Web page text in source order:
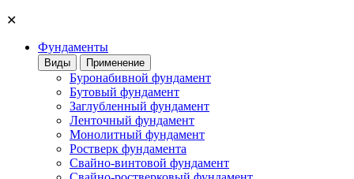
✕
Фундаменты
Виды Применение
Буронабивной фундамент
Бутовый фундамент
Заглубленный фундамент
Ленточный фундамент
Монолитный фундамент
Ростверк фундамента
Свайно-винтовой фундамент